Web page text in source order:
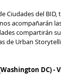
Ciudades del
acompañarán
compartirán
de Urban
DC) -